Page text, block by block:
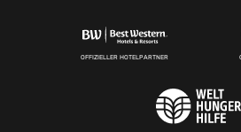
OFFIZIELLER HOTELPARTNER